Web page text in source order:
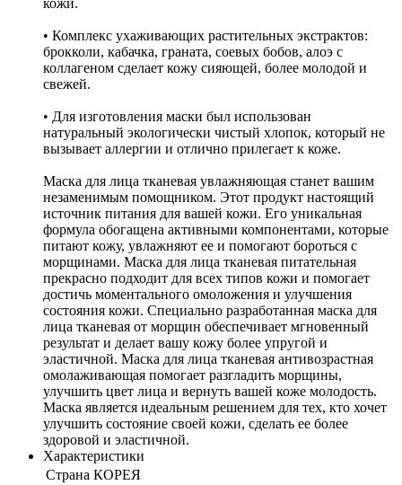
кожи.
• Комплекс ухаживающих растительных экстрактов:
брокколи, кабачка, граната, соевых бобов, алоэ с
коллагеном сделает кожу сияющей, более молодой и
свежей.
• Для изготовления маски был использован
натуральный экологически чистый хлопок, который не
вызывает аллергии и отлично прилегает к коже.
Маска для лица тканевая увлажняющая станет вашим
незаменимым помощником. Этот продукт настоящий
источник питания для вашей кожи. Его уникальная
формула обогащена активными компонентами, которые
питают кожу, увлажняют ее и помогают бороться с
морщинами. Маска для лица тканевая питательная
прекрасно подходит для всех типов кожи и помогает
достичь моментального омоложения и улучшения
состояния кожи. Специально разработанная маска для
лица тканевая от морщин обеспечивает мгновенный
результат и делает вашу кожу более упругой и
эластичной. Маска для лица тканевая антивозрастная
омолаживающая помогает разгладить морщины,
улучшить цвет лица и вернуть вашей коже молодость.
Маска является идеальным решением для тех, кто хочет
улучшить состояние своей кожи, сделать ее более
здоровой и эластичной.
Характеристики
Cтрана КОРЕЯ